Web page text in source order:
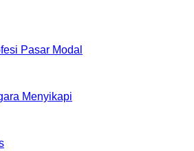
Pasar Modal
Menyikapi